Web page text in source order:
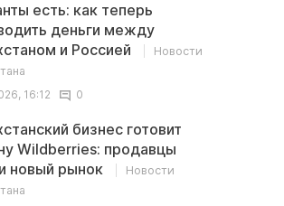
есть: как теперь
деньги между
и Россией
Новости
16:12
0
бизнес готовит
Wildberries: продавцы
новый рынок
Новости